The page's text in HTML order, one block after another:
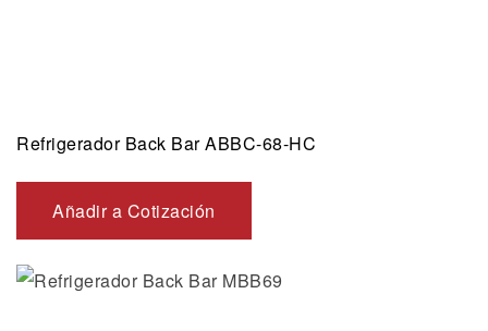
Refrigerador Back Bar ABBC-68-HC
Añadir a Cotización